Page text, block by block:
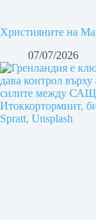
Християните на
07/07/2026